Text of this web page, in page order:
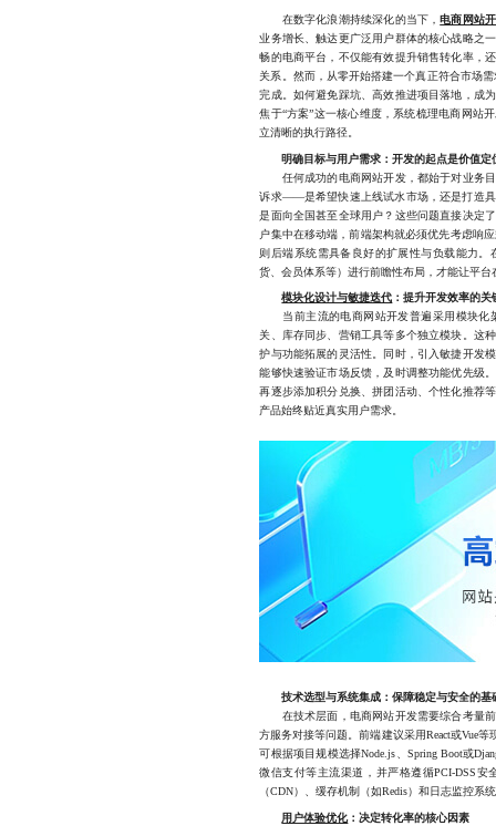
在数字化浪潮持续深化的当下，电商网站
业务增长、触达更广泛用户群体的核心战略之
畅的电商平台，不仅能有效提升销售转化率，
关系。然而，从零开始搭建一个真正符合市场
完成。如何避免踩坑、高效推进项目落地，成
焦于“方案”这一核心维度，系统梳理电商网站
立清晰的执行路径。
明确目标与用户需求：开发的起点是价值定
任何成功的电商网站开发，都始于对业务目
诉求——是希望快速上线试水市场，还是打造
是面向全国甚至全球用户？这些问题直接决定
户集中在移动端，前端架构就必须优先考虑响
则后端系统需具备良好的扩展性与负载能力
货、会员体系等）进行前瞻性布局，才能让平
模块化设计与敏捷迭代 ：提升开发效率的关
当前主流的电商网站开发普遍采用模块化
关、库存同步、营销工具等多个独立模块。这
护与功能拓展的灵活性。同时，引入敏捷开发
能够快速验证市场反馈，及时调整功能优先级
再逐步添加积分兑换、拼团活动、个性化推荐
产品始终贴近真实用户需求。
技术选型与系统集成：保障稳定与安全的基
在技术层面，电商网站开发需要综合考量前
方服务对接等问题。前端建议采用React或Vue
可根据项目规模选择Node.js、Spring Boot或
微信支付等主流渠道，并严格遵循PCI-DSS
（CDN）、缓存机制（如Redis）和日志监控
用户体验优化：决定转化率的核心因素